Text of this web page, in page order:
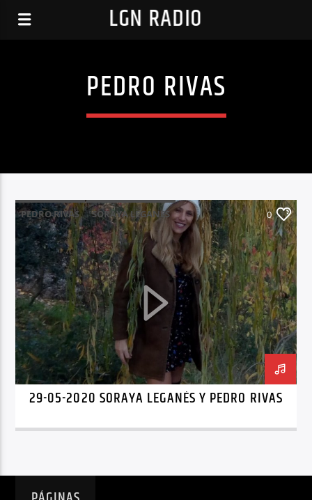
LGN RADIO
PEDRO RIVAS
PEDRO RIVAS SORAYA LEGANES 0
29-05-2020 SORAYA LEGANÉS Y PEDRO RIVAS